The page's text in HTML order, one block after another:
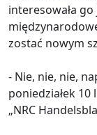
interesowała
zostać nowym
- Nie, nie, nie,
poniedziałek
„NRC